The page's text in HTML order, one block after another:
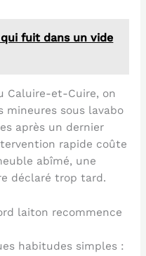
fuit dans un vide
Caluire-et-Cuire, on
sous lavabo
après un dernier
rapide coûte
abîmé, une
déclaré trop tard.
laiton recommence
habitudes simples :